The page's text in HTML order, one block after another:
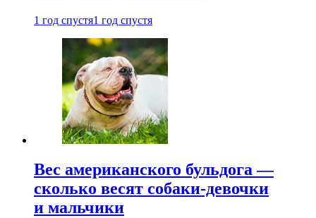
1 год спустя1 год спустя
Вес американского бульдога —
сколько весят собаки-девочки
и мальчики